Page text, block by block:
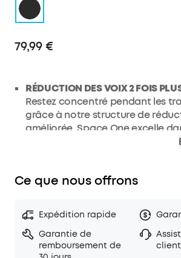
79,99 €
RÉDUCTION DES VOIX 2 FOIS
Restez concentré pendant les
grâce à notre structure de
améliorée. Space One excelle
des sons de moyenne à haute
RÉDUCTION DU BRUIT JUSQU'À 98
externes et les fuites sonores,
étalonnage automatique pour
optimale du bruit. Échappez aux
indésirables dans un train
Ce que nous offrons
Expédition rapide
Garantie de
remboursement de